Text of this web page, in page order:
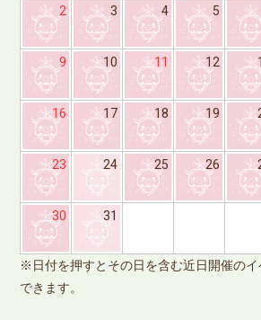
2 3 4 5
9 10 11 12
16 17 18 19
23 24 25 26
30 31
※日付を押すとその日を含む近日開催の
できます。